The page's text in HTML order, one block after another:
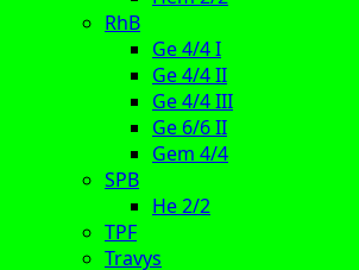
RhB
Ge 4/4 I
Ge 4/4 II
Ge 4/4 III
Ge 6/6 II
Gem 4/4
SPB
He 2/2
TPF
Travys